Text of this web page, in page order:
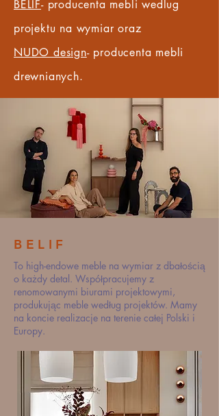
BELIF- producenta mebli wedlug
projektu na wymiar oraz
NUDO design- producenta mebli
drewnianych.
BELIF
To high-endowe meble na wymiar z dbałością
o każdy detal. Współpracujemy z
renomowanymi biurami projektowymi,
produkując meble według projektów. Mamy
na koncie realizacje na terenie całej Polski i
Europy.